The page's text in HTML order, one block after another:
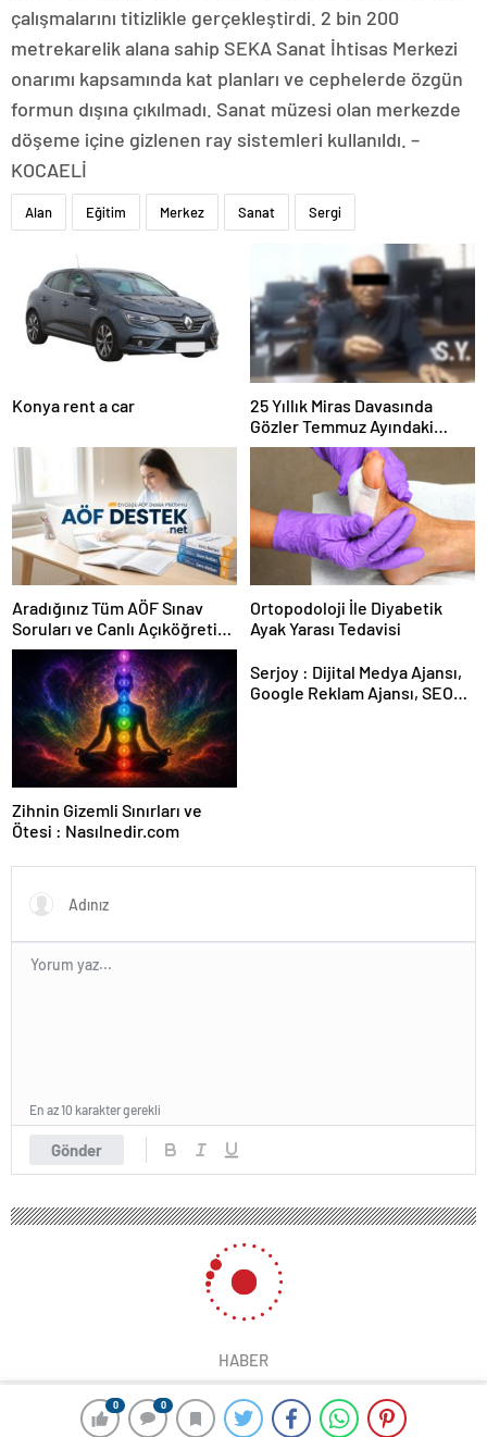
0 0
çalışmalarını titizlikle gerçekleştirdi. 2 bin 200
metrekarelik alana sahip SEKA Sanat İhtisas Merkezi
onarımı kapsamında kat planları ve cephelerde özgün
formun dışına çıkılmadı. Sanat müzesi olan merkezde
döşeme içine gizlenen ray sistemleri kullanıldı. –
KOCAELİ
Alan Eğitim Merkez Sanat Sergi
Konya rent a car
25 Yıllık Miras Davasında
Gözler Temmuz Ayındaki
Karar Duruşmasına Çevrildi
Aradığınız Tüm AÖF Sınav
Soruları ve Canlı Açıköğretim
Forumu Burada
Ortopodoloji İle Diyabetik
Ayak Yarası Tedavisi
Zihnin Gizemli Sınırları ve
Ötesi : Nasılnedir.com
Serjoy : Dijital Medya Ajansı,
Google Reklam Ajansı, SEO
Gönder
En az 10 karakter gerekli
HABER